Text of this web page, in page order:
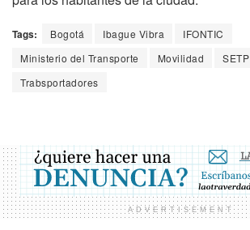
Tags: Bogotá Ibague Vibra
IFONTIC
Ministerio del Transporte
Movilidad
SETP
Trabsportadores
ADVERTISEMENT